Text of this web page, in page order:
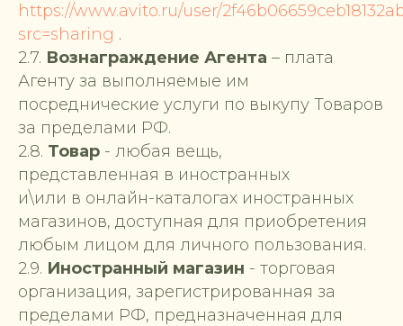
https://www.avito.ru/user/
src=sharing .
2.7. Вознаграждение Агента – плата
Агенту за выполняемые им
посреднические услуги по выкупу Товаров
за пределами РФ.
2.8. Товар - любая вещь,
представленная в иностранных
и\или в онлайн-каталогах иностранных
магазинов, доступная для приобретения
любым лицом для личного пользования.
2.9. Иностранный магазин - торговая
организация, зарегистрированная за
пределами РФ, предназначенная для